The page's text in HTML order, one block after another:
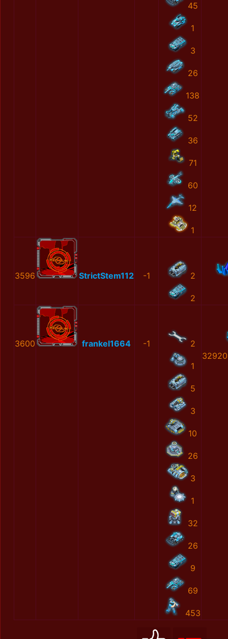
45
1
3
26
138
52
36
71
60
12
1
3596 StrictStem112 -1 2
2
3600 frankel1664 -1 2
1
5
3
10
26
3
1
32
26
9
69
453